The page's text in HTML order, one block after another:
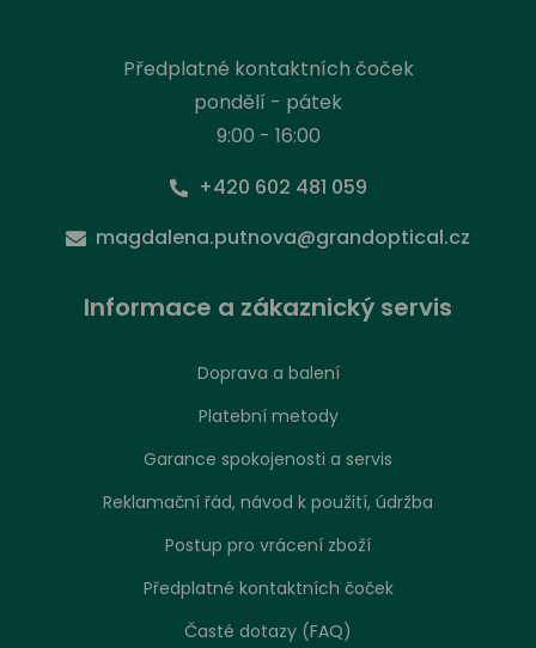
Předplatné kontaktních čoček
pondělí - pátek
9:00 - 16:00
+420 602 481 059
magdalena.putnova@grandoptical.cz
Informace a zákaznický servis
Doprava a balení
Platební metody
Garance spokojenosti a servis
Reklamační řád, návod k použití, údržba
Postup pro vrácení zboží
Předplatné kontaktních čoček
Časté dotazy (FAQ)